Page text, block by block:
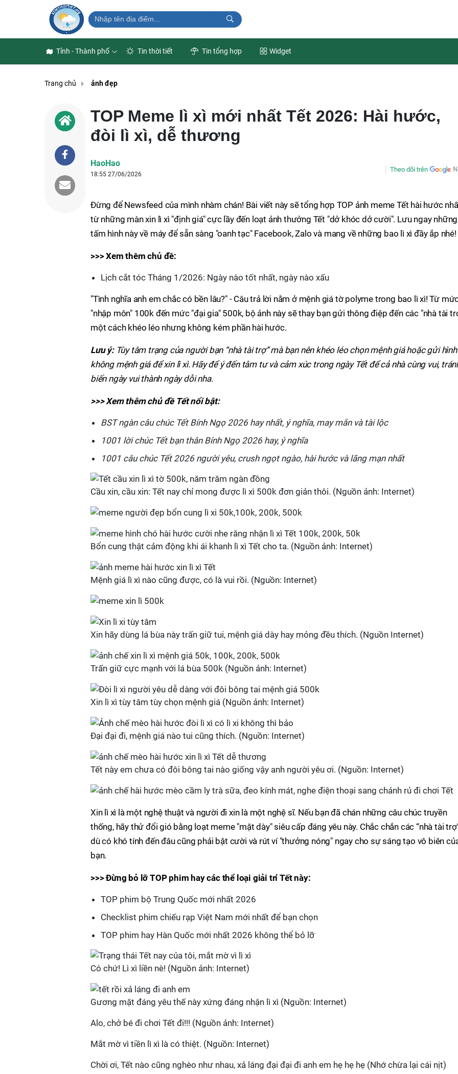
Tỉnh - Thành phố Tin thời tiết Tin tổng hợp Widget
Trang chủ ảnh đẹp
TOP Meme lì xì mới nhất Tết 2026: Hài hước,
đòi lì xì, dễ thương
HaoHao
18:55 27/06/2026
Theo dõi trên
Đừng để Newsfeed của mình nhàm chán! Bài viết này sẽ tổng hợp TOP ảnh meme Tết hài hước
từ những màn xin lì xì "định giá" cực lầy đến loạt ảnh thưởng Tết "dở khóc dở cười". Lưu ngay những
tấm hình này về máy để sẵn sàng "oanh tạc" Facebook, Zalo và mang về những bao lì xì đầy ắp nhé!
>>> Xem thêm chủ đề:
Lịch cắt tóc Tháng 1/2026: Ngày nào tốt nhất, ngày nào xấu
"Tình nghĩa anh em chắc có bền lâu?" - Câu trả lời nằm ở mệnh giá tờ polyme trong bao lì xì! Từ
"nhập môn" 100k đến mức "đại gia" 500k, bộ ảnh này sẽ thay bạn gửi thông điệp đến các "nhà tài
một cách khéo léo nhưng không kém phần hài hước.
Lưu ý: Tùy tâm trạng của người bạn “nhà tài trợ” mà bạn nên khéo léo chọn mệnh giá hoặc gửi hình
không mệnh giá để xin lì xì. Hãy để ý đến tâm tư và cảm xúc trong ngày Tết để cả nhà cùng vui,
biến ngày vui thành ngày dỗi nha.
>>> Xem thêm chủ đề Tết nổi bật:
BST ngàn câu chúc Tết Bính Ngọ 2026 hay nhất, ý nghĩa, may mắn và tài lộc
1001 lời chúc Tết bạn thân Bính Ngọ 2026 hay, ý nghĩa
1001 câu chúc Tết 2026 người yêu, crush ngọt ngào, hài hước và lãng mạn nhất
Cầu xin, cầu xin: Tết nay chỉ mong được lì xì 500k đơn giản thôi. (Nguồn ảnh: Internet)
Bổn cung thật cảm động khi ái khanh lì xì Tết cho ta. (Nguồn ảnh: Internet)
Mệnh giá lì xì nào cũng được, có là vui rồi. (Nguồn: Internet)
Xin hãy dùng lá bùa này trấn giữ tui, mệnh giá dày hay mỏng đều thích. (Nguồn Internet)
Trấn giữ cực mạnh với lá bùa 500k (Nguồn ảnh: Internet)
Xin lì xì tùy tâm tùy chọn mệnh giá (Nguồn ảnh: Internet)
Đại đại đi, mệnh giá nào tui cũng thích. (Nguồn: Internet)
Tết này em chưa có đôi bông tai nào giống vậy anh người yêu ơi. (Nguồn: Internet)
Xin lì xì là một nghệ thuật và người đi xin là một nghệ sĩ. Nếu bạn đã chán những câu chúc truyền
thống, hãy thử đổi gió bằng loạt meme "mặt dày" siêu cấp đáng yêu này. Chắc chắn các “nhà tài
dù có khó tính đến đâu cũng phải bật cười và rút ví "thưởng nóng" ngay cho sự sáng tạo vô biên
bạn.
>>> Đừng bỏ lỡ TOP phim hay các thể loại giải trí Tết này:
TOP phim bộ Trung Quốc mới nhất 2026
Checklist phim chiếu rạp Việt Nam mới nhất để bạn chọn
TOP phim hay Hàn Quốc mới nhất 2026 không thể bỏ lỡ
Có chứ! Lì xì liền nè! (Nguồn ảnh: Internet)
Gương mặt đáng yêu thế này xứng đáng nhận lì xì (Nguồn: Internet)
Alo, chở bé đi chơi Tết đi!!! (Nguồn ảnh: Internet)
Mắt mờ vì tiền lì xì là có thiệt. (Nguồn: Internet)
Chời ơi, Tết nào cũng nghèo như nhau, xả láng đại đại đi anh em hẹ hẹ hẹ (Nhớ chừa lại cái nịt)